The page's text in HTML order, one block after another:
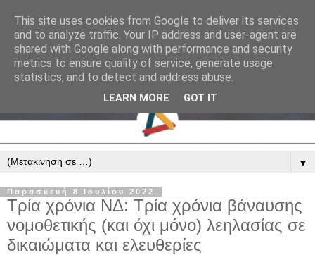
▼
Παρασκευή 8 Ιουλίου 2022
Τρία χρόνια ΝΔ: Τρία χρόνια βάναυσης
νομοθετικής (και όχι μόνο) λεηλασίας σε
δικαιώματα και ελευθερίες
This site uses cookies from Google to deliver its services
and to analyze traffic. Your IP address and user-agent are
shared with Google along with performance and security
metrics to ensure quality of service, generate usage
statistics, and to detect and address abuse.
LEARN MORE GOT IT